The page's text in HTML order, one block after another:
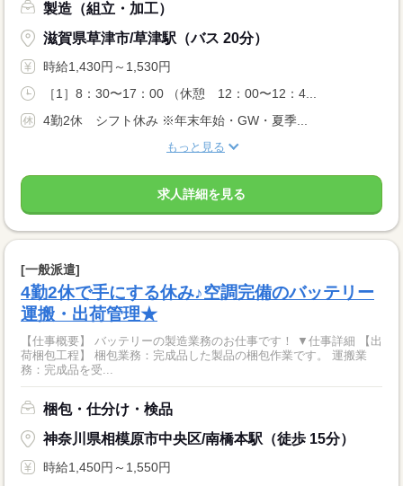
製造（組立・加工）
滋賀県草津市/草津駅（バス 20分）
時給1,430円～1,530円
［1］8：30〜17：00 （休憩 12：00〜12：4...
4勤2休 シフト休み ※年末年始・GW・夏季...
もっと見る
求人詳細を見る
[一般派遣]
4勤2休で手にする休み♪空調完備のバッテリー
運搬・出荷管理★
【仕事概要】 バッテリーの製造業務のお仕事です！ ▼仕事詳細 【出
荷梱包工程】 梱包業務：完成品した製品の梱包作業です。 運搬業
務：完成品を受...
梱包・仕分け・検品
神奈川県相模原市中央区/南橋本駅（徒歩 15分）
時給1,450円～1,550円